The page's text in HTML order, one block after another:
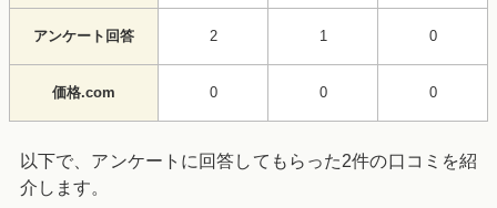
アンケート回答 2 1 0
価格.com 0 0 0
以下で、アンケートに回答してもらった2件の口コミを紹
介します。